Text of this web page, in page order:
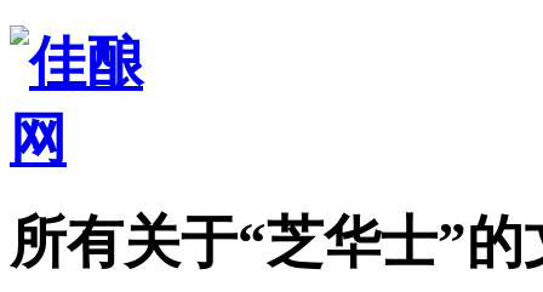
所有关于“芝华士”的